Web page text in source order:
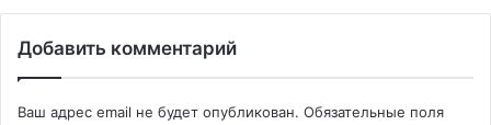
Добавить комментарий
Ваш адрес email не будет опубликован. Обязательные поля